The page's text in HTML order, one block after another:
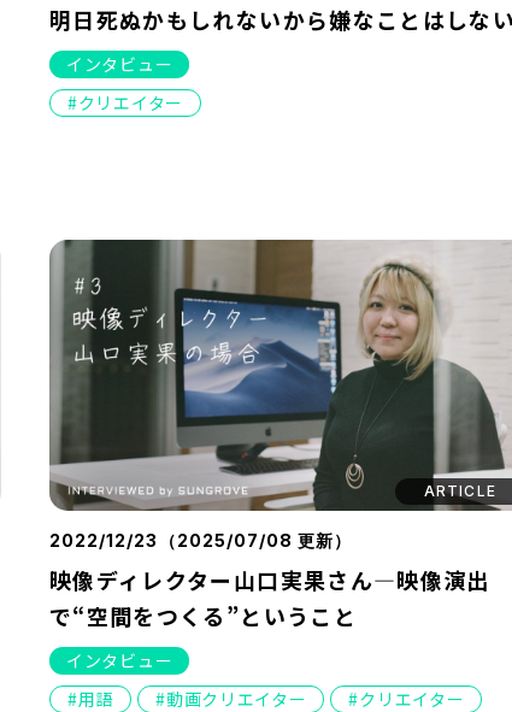
明日死ぬかもしれないから嫌なことはしな
インタビュー
クリエイター
ARTICLE
2022/12/23（2025/07/08 更新）
映像ディレクター山口実果さん―映像演出
で“空間をつくる”ということ
インタビュー
用語
動画クリエイター クリエイター